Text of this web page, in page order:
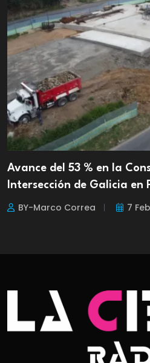
Avance del 53 % en la
Intersección de Galicia en
BY-Marco Correa 7